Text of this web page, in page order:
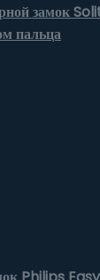
замок
пальца